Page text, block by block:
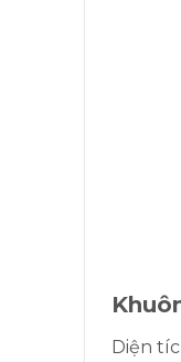
Diện